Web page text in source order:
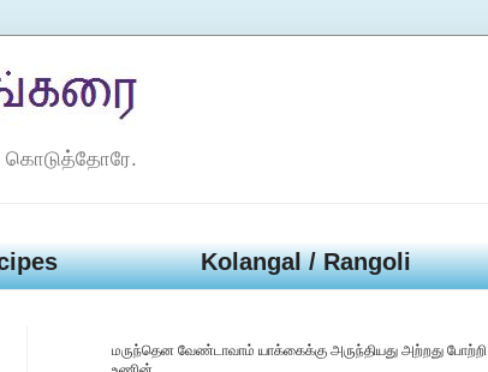
கொடுத்தோரே.
Kolangal / Rangoli
மருந்தென வேண்டாவாம் யாக்கைக்கு அருந்தியது அற்றது போற்றி